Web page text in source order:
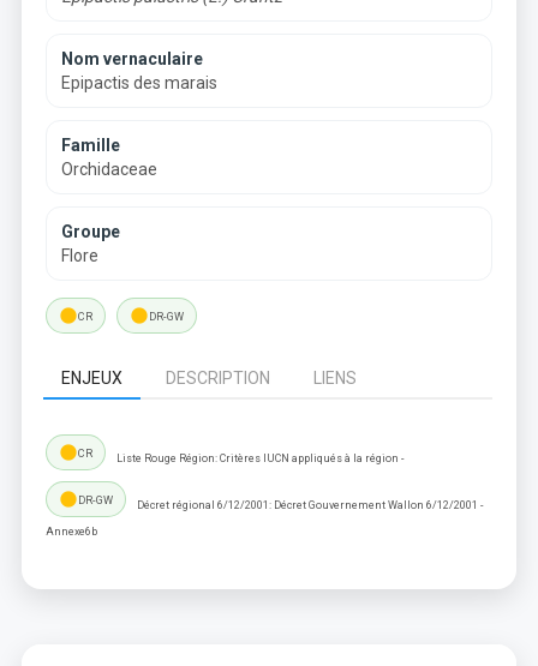
Nom vernaculaire
Epipactis des marais
Famille
Orchidaceae
Groupe
Flore
lensCR lensDR-GW
ENJEUX DESCRIPTION LIENS
lensCR Liste Rouge Région: Critères IUCN appliqués à la région -
lensDR-GW Décret régional 6/12/2001: Décret Gouvernement Wallon 6/12/2001 -
Annexe6b